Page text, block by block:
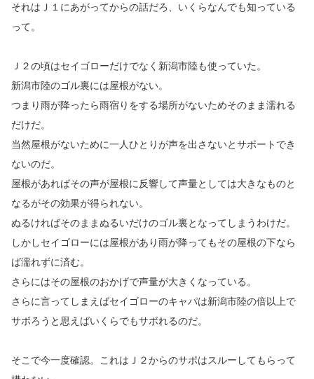
それはＪ１にあがってからの話だろ、いくらなんでも知っている
って。
Ｊ２の頃はセイゴローだけでなく新潟市陸も使っていた。
新潟市陸のゴル裏には屋根がない。
つまり雨が降ったら雨宿りをする場所がないためそのまま濡れる
だけだ。
当然屋根がないために一人ひとりが声を出さないとサポートでき
ないのだ。
屋根があればその声が屋根に反響して声量としては大きなものと
なるがその効果が得られない。
ぬるければそのままぬるいだけのゴル裏となってしまうわけだ。
しかしセイゴローには屋根があり雨が降ってもその屋根の下なら
ば濡れずに済む。
さらにはその屋根のおかげで声量が大きくなっている。
さらに言ってしまえばセイゴローのキャパは新潟市陸の倍以上で
サボろうと思えばいくらでもサボれるのだ。
そこで今一度確認。これはＪ２からのサポはスルーしてもらって